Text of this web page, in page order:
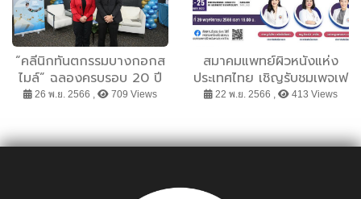
“คลีนิกทันตกรรมบางกอกส
ไมล์” ฉลองครบรอบ 20 ปี
แท็กทีม 2 ดาราจิตอาสา บุ๋ม
จากมูลนิธิร่วมกตัญญู จัด
26 พ.ย. 2566 , 709 Views
สมาคมแพทย์ผิวหนังแห่ง
ประเทศไทย เชิญรับชมเพจเฟ
ซบุ๊ก “ครบเครื่องเรื่อง
“Exclusive Backstage
22 พ.ย. 2566 , 413 Views